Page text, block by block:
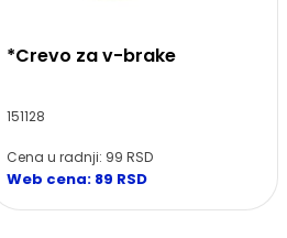
*Crevo za v-brake
151128
Cena u radnji: 99 RSD
Web cena: 89 RSD